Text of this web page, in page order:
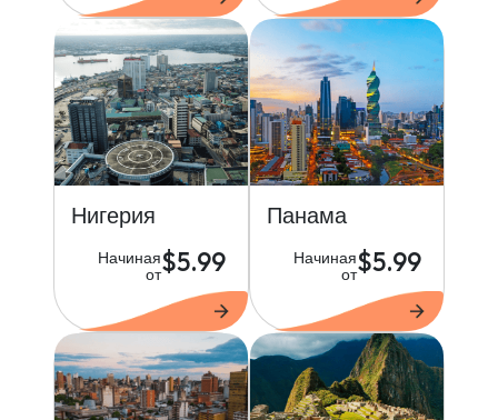
Нигерия
Начиная
от$5.99
Панама
Начиная
от$5.99